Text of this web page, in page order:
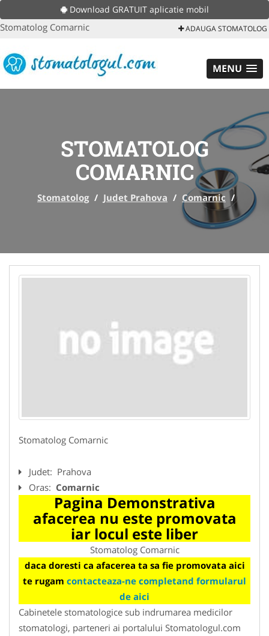
Download GRATUIT aplicatie mobil
Stomatolog Comarnic ADAUGA STOMATOLOG
MENU
STOMATOLOG
COMARNIC
Stomatolog / Judet Prahova / Comarnic /
Stomatolog Comarnic
Judet: Prahova
Oras: Comarnic
Pagina Demonstrativa
afacerea nu este promovata
iar locul este liber
Stomatolog Comarnic
daca doresti ca afacerea ta sa fie promovata aici
te rugam contacteaza-ne completand formularul
de aici
Cabinetele stomatologice sub indrumarea medicilor
stomatologi, parteneri ai portalului Stomatologul.com